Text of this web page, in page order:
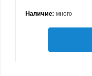
Наличие: много